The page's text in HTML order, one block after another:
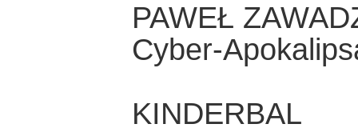
PAWEŁ
Cyber-
KINDERBAL